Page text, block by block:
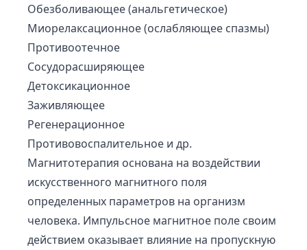
Обезболивающее (анальгетическое)
Миорелаксационное (ослабляющее спазмы)
Противоотечное
Сосудорасширяющее
Детоксикационное
Заживляющее
Регенерационное
Противовоспалительное и др.
Магнитотерапия основана на воздействии
искусственного магнитного поля
определенных параметров на организм
человека. Импульсное магнитное поле своим
действием оказывает влияние на пропускную